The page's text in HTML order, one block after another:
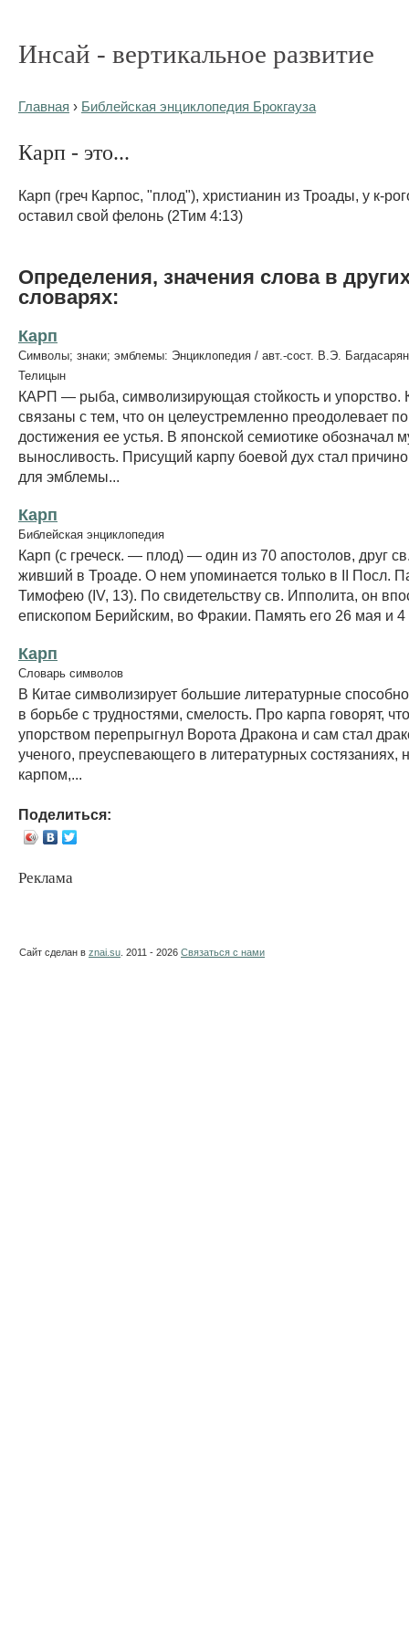
Инсай - вертикальное развитие
Главная › Библейская энциклопедия Брокгауза
Карп - это...
Карп (греч Карпос, "плод"), христианин из Троады, у к-
оставил свой фелонь (2Тим 4:13)
Определения, значения слова в
словарях:
Карп
Символы; знаки; эмблемы: Энциклопедия / авт.-сост. В.Э.
Телицын
КАРП — рыба, символизирующая стойкость и упорство.
связаны с тем, что он целеустремленно преодолевает
достижения ее устья. В японской семиотике обозначал
выносливость. Присущий карпу боевой дух стал
для эмблемы...
Карп
Библейская энциклопедия
Карп (с греческ. — плод) — один из 70 апостолов, друг
живший в Троаде. О нем упоминается только в II Посл.
Тимофею (IV, 13). По свидетельству св. Ипполита, он
епископом Берийским, во Фракии. Память его 26 мая и 4
Карп
Словарь символов
В Китае символизирует большие литературные
в борьбе с трудностями, смелость. Про карпа говорят,
упорством перепрыгнул Ворота Дракона и сам стал
ученого, преуспевающего в литературных состязаниях,
карпом,...
Поделиться:
Реклама
Сайт сделан в znai.su . 2011 - 2026 Связаться с нами